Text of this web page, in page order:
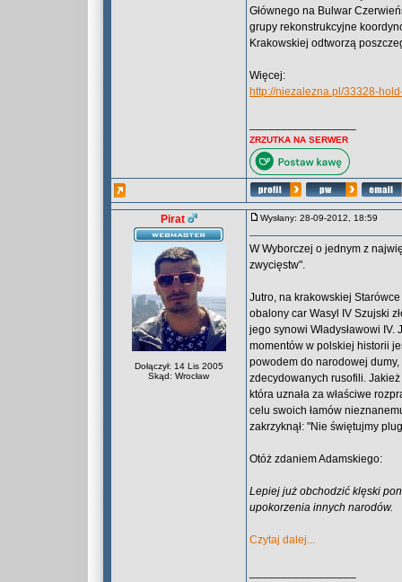
Głównego na Bulwar
grupy rekonstrukcyjne
Krakowskiej odtworzą
Więcej:
http://niezalezna.pl/33328-
ZRZUTKA NA SERWER
Pirat
Dołączył: 14 Lis 2005
Skąd: Wrocław
Wysłany: 28-09-2012, 18:59
W Wyborczej o jednym z
zwycięstw".
Jutro, na krakowskiej
obalony car Wasyl IV Szujski
jego synowi Władysławowi
momentów w polskiej historii
powodem do narodowej
zdecydowanych rusofili.
która uznała za właściwe
celu swoich łamów
zakrzyknął: "Nie świętujmy
Otóż zdaniem Adamskiego:
Lepiej już obchodzić klęski
upokorzenia innych narodów.
Czytaj dalej...